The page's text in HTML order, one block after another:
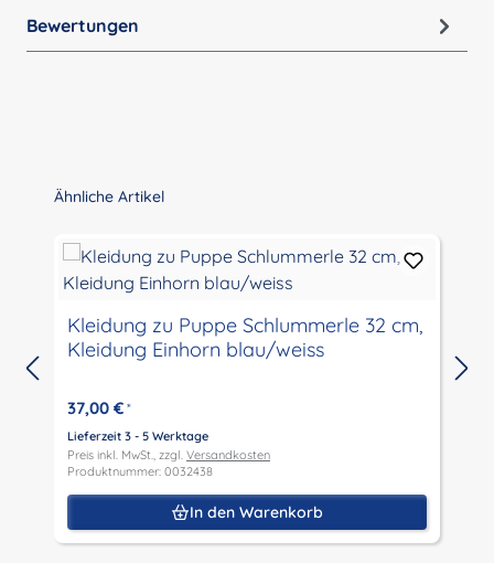
Bewertungen
Produktgalerie überspringen
Ähnliche Artikel
Kleidung zu Puppe Schlummerle 32 cm,
Kleidung Einhorn blau/weiss
37,00 € *
Lieferzeit 3 - 5 Werktage
Preis inkl. MwSt., zzgl. Versandkosten
Produktnummer: 0032438
In den Warenkorb